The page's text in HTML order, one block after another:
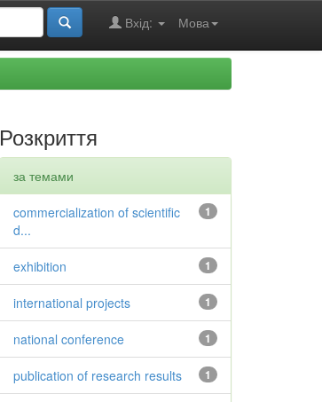
Мова
Вхід:
Розкриття
за темами
1
commercialization of scientific
d...
1
exhibition
1
international projects
1
national conference
1
publication of research results